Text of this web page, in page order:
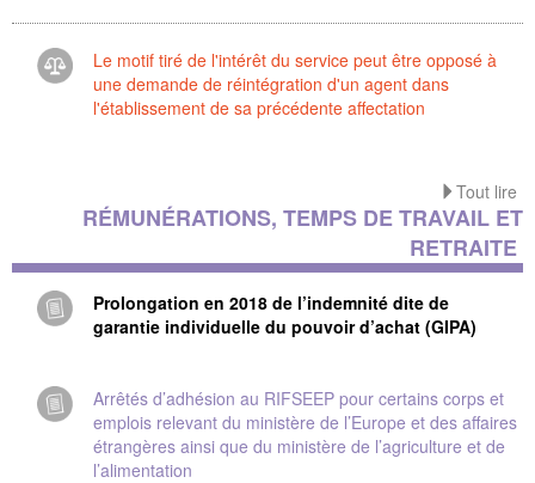
Le motif tiré de l'intérêt du service peut être opposé à
une demande de réintégration d'un agent dans
l'établissement de sa précédente affectation
Tout lire
RÉMUNÉRATIONS, TEMPS DE TRAVAIL ET
RETRAITE
Prolongation en 2018 de l’indemnité dite de
garantie individuelle du pouvoir d’achat (GIPA)
Arrêtés d’adhésion au RIFSEEP pour certains corps et
emplois relevant du ministère de l’Europe et des affaires
étrangères ainsi que du ministère de l’agriculture et de
l’alimentation